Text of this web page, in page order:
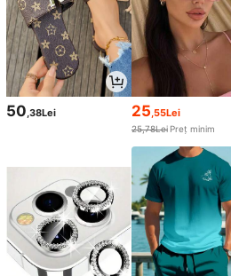
50,38Lei 25,55Lei
25,78Lei Preț minim